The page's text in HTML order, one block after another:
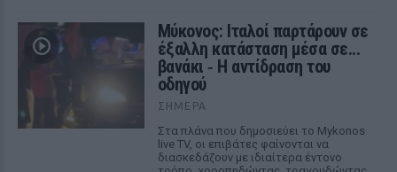
Μύκονος: Ιταλοί παρτάρουν σε
έξαλλη κατάσταση μέσα σε...
βανάκι ‑ Η αντίδραση του
οδηγού
ΣΉΜΕΡΑ
Στα πλάνα που δημοσιεύει το Mykonos
live TV, οι επιβάτες φαίνονται να
διασκεδάζουν με ιδιαίτερα έντονο